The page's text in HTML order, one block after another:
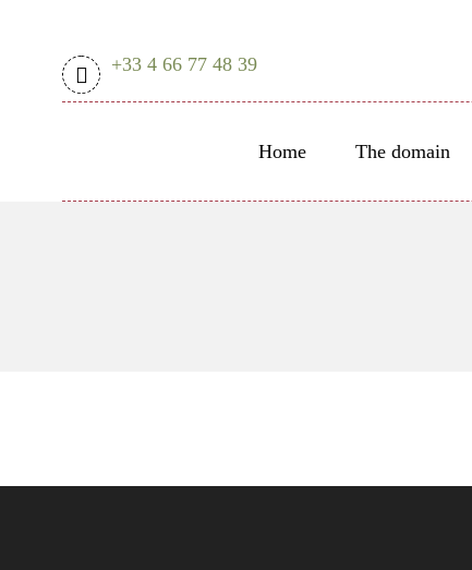
+33 4 66 77 48 39
Home The domain